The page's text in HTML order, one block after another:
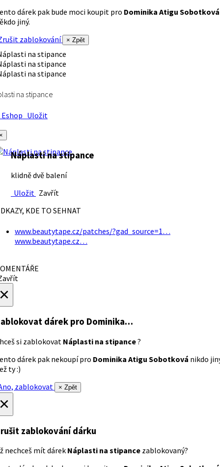
dárek pak bude moci koupit pro Dominika Atigu Sobotková
jiný.
zablokování
× Zpět
na stipance
Uložit
Náplasti na stipance
klidně dvě balení
Uložit Zavřít
KDE TO SEHNAT
www.beautytape.cz/patches/?gad_source=1…
www.beautytape.cz…
dárek pro Dominika…
si zablokovat Náplasti na stipance?
dárek pak nekoupí pro Dominika Atigu Sobotková nikdo
ty :)
zablokovat
× Zpět
zablokování dárku
nechceš mít dárek Náplasti na stipance zablokovaný?